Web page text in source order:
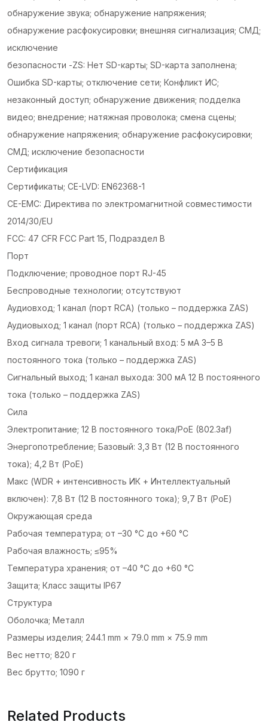
обнаружение звука; обнаружение напряжения;
обнаружение расфокусировки; внешняя сигнализация; СМД;
исключение
безопасности -ZS: Нет SD-карты; SD-карта заполнена;
Ошибка SD-карты; отключение сети; Конфликт ИС;
незаконный доступ; обнаружение движения; подделка
видео; внедрение; натяжная проволока; смена сцены;
обнаружение напряжения; обнаружение расфокусировки;
СМД; исключение безопасности
Сертификация
Сертификаты; CE-LVD: EN62368-1
CE-EMC: Директива по электромагнитной совместимости
2014/30/EU
FCC: 47 CFR FCC Part 15, Подраздел B
Порт
Подключение; проводное порт RJ-45
Беспроводные технологии; отсутствуют
Аудиовход; 1 канал (порт RCA) (только – поддержка ZAS)
Аудиовыход; 1 канал (порт RCA) (только – поддержка ZAS)
Вход сигнала тревоги; 1 канальный вход: 5 мА 3–5 В
постоянного тока (только – поддержка ZAS)
Сигнальный выход; 1 канал выхода: 300 мА 12 В постоянного
тока (только – поддержка ZAS)
Сила
Электропитание; 12 В постоянного тока/PoE (802.3af)
Энергопотребление; Базовый: 3,3 Вт (12 В постоянного
тока); 4,2 Вт (PoE)
Макс (WDR + интенсивность ИК + Интеллектуальный
включен): 7,8 Вт (12 В постоянного тока); 9,7 Вт (PoE)
Окружающая среда
Рабочая температура; от –30 °C до +60 °C
Рабочая влажность; ≤95%
Температура хранения; от –40 °C до +60 °C
Защита; Класс защиты IP67
Структура
Оболочка; Металл
Размеры изделия; 244.1 mm × 79.0 mm × 75.9 mm
Вес нетто; 820 г
Вес брутто; 1090 г
Related Products